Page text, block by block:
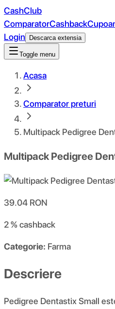
CashClub
ComparatorCashback
Login
Descarca extensia
Toggle menu
Acasa
Comparator preturi
Multipack Pedigree
Multipack Pedigree
39.04 RON
2 %cashback
Categorie: Farma
Descriere
Pedigree Dentastix Small